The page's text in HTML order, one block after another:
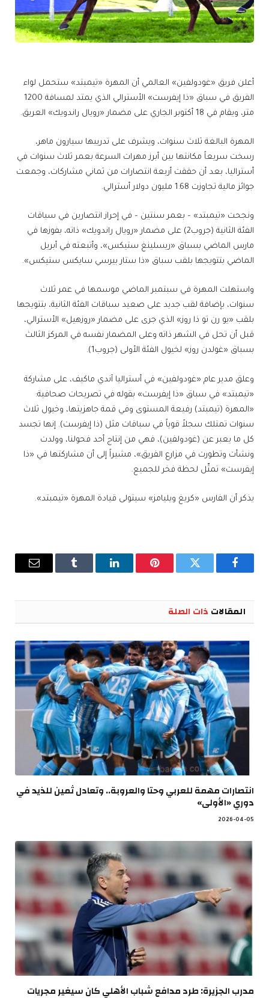
أعلن فريق «غودولفين» العالمي أن المهرة «تيمبتد» ستحمل لواء
الفريق في سباق «ذا إيفرست» الأسترالي الذي يمتد لمسافة 1200
متر، ويقام في 18 أكتوبر الجاري على مضمار «رويال راندويك» العريق.
المهرة البالغة ثلاث سنوات، ويشرف على تدريبها سيارون ماهر،
رسخت سريعاً مكانتها بين أبرز مهرات السرعة بعمر ثلاث سنوات في
أستراليا، بعد أن حققت أربعة انتصارات من ثماني مشاركات، وجمعت
جوائز مالية تجاوزت 1.68 مليون دولار أسترالي.
ونجحت «تيمبتد» – بعمر سنتين – في إحراز انتصارين في سباقات
الفئة الثانية (جروب2) على مضمار «رويال راندويك» ذاته، بفوزها في
مارس الماضي بسباق «ريسلينغ ستيكس»، وأتبعته في أبريل
الماضي بتتويجها بلقب سباق «ذا ستار بيرسي سايكس ستيكس».
واستهلت المهرة في سبتمبر الماضي موسمها في عمر ثلاث
سنوات، بإضافة لقب جديد على صعيد سباقات الفئة الثانية، بتتويجها
بلقب «يو رن تو ذا روز» الذي جرى على مضمار «روزهيل» الأسترالي،
قبل أن تحل في الشهر ذاته وعلى المضمار نفسه في المركز الثالث
بسباق «غولدن روز» لخيول الفئة الأولى (جروب1).
وعلق مدير عام «غودولفين» في أستراليا آندي ماكيف، على مشاركة
«تيمبتد» في سباق «ذا إيفرست» بقوله في تصريحات صحافية:
«المهرة (تيمبتد) رفيعة المستوى وفي قمة جاهزيتها، وخيول ثلاث
سنوات تمتلك سجلاً قوياً في سباقات مثل (ذا إيفرست). إنها تجسد
كل ما يعبر عن (غودولفين)، فهي من إنتاج أحد فحولنا، وولدت
ونشأت وتطورت في مزارع الفريق»، مشيراً إلى أن مشاركتها في «ذا
إيفرست» تمثّل لحظة فخر للجميع.
يذكر أن الفارس «كريغ ويليامز» سيتولى قيادة المهرة «تيمبتد».
فيسبوك تويتر بينتيريستلينكدإن Tumblr
البريد
المقالات ذات الصلة
انتصارات مهمة للعربي وحتا والعروبة.. وتعادل ثمين للذيد في
دوري «الأولى»
2026-04-05
مدرب الجزيرة: طرد مدافع شباب الأهلي كان سيغير مجريات